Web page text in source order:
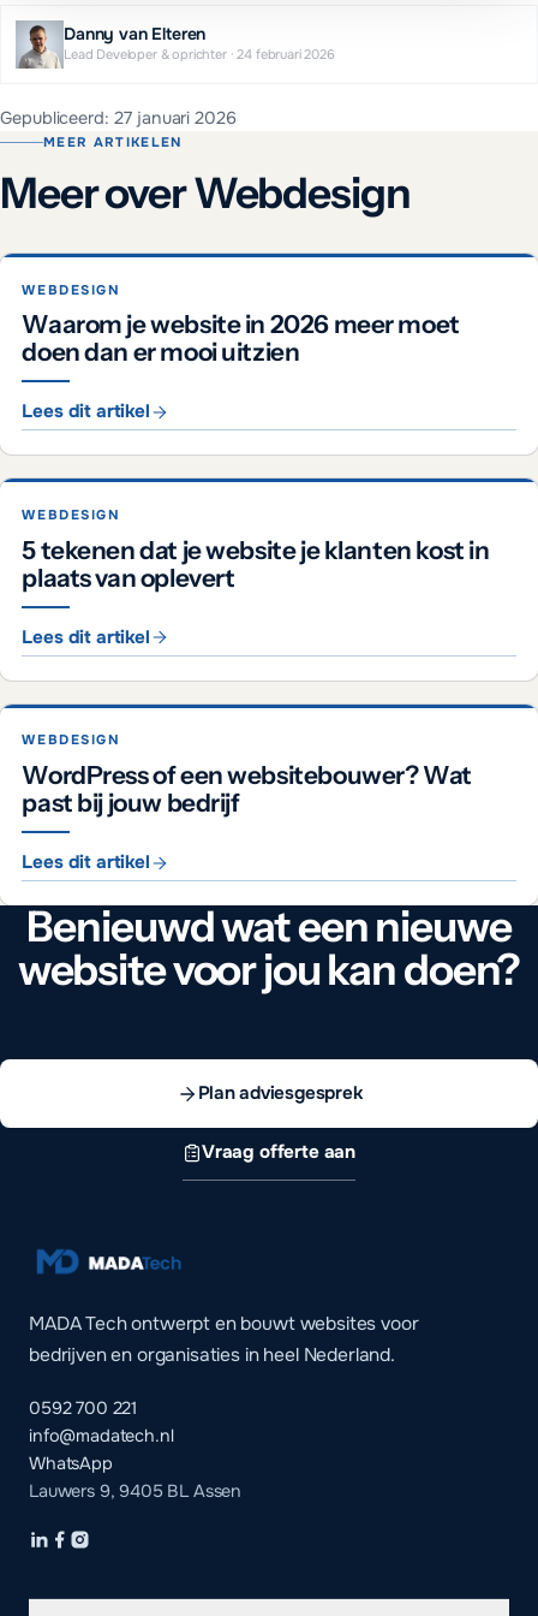
Danny van Elteren
Lead Developer & oprichter·24 februari 2026
Gepubliceerd: 27 januari 2026
MEER ARTIKELEN
Meer over Webdesign
WEBDESIGN
Waarom je website in 2026 meer moet
doen dan er mooi uitzien
Lees dit artikel
WEBDESIGN
5 tekenen dat je website je klanten kost in
plaats van oplevert
Lees dit artikel
WEBDESIGN
WordPress of een websitebouwer? Wat
past bij jouw bedrijf
Lees dit artikel
Benieuwd wat een nieuwe
website voor jou kan doen?
Plan adviesgesprek
Vraag offerte aan
MADA Tech ontwerpt en bouwt websites voor
bedrijven en organisaties in heel Nederland.
0592 700 221
info@madatech.nl
WhatsApp
Lauwers 9, 9405 BL Assen